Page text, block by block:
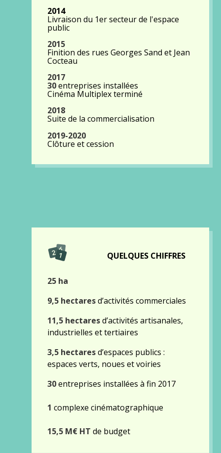
2014
Livraison du 1er secteur de l'espace
public
2015
Finition des rues Georges Sand et Jean
Cocteau
2017
30entreprises installées
Cinéma Multiplex terminé
2018
Suite de la commercialisation
2019-2020
Clôture et cession
QUELQUES CHIFFRES
25 ha
9,5 hectaresd’activités commerciales
11,5 hectaresd’activités artisanales,
industrielles et tertiaires
3,5 hectaresd’espaces publics :
espaces verts, noues et voiries
30entreprises installées à fin 2017
1 complexe cinématographique
15,5 M€ HT de budget